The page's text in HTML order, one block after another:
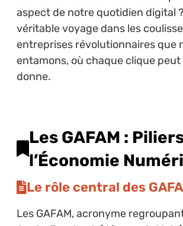
aspect de notre quotidien digital ?
véritable voyage dans les
entreprises révolutionnaires que
entamons, où chaque clique
donne.
Les GAFAM :
l’Économie
Le rôle central des
Les GAFAM, acronyme